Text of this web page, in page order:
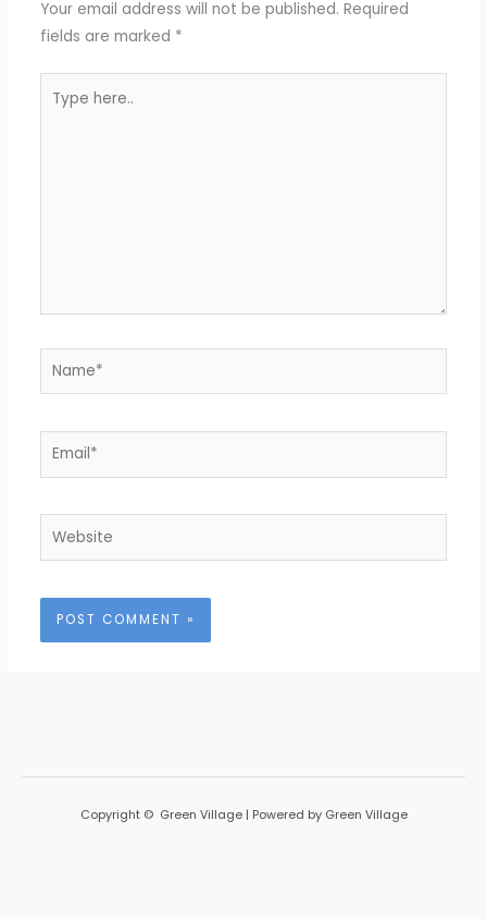
Your email address will not be published. Required
fields are marked *
here..
Name*
Email*
Website
Copyright © Green Village | Powered by Green Village